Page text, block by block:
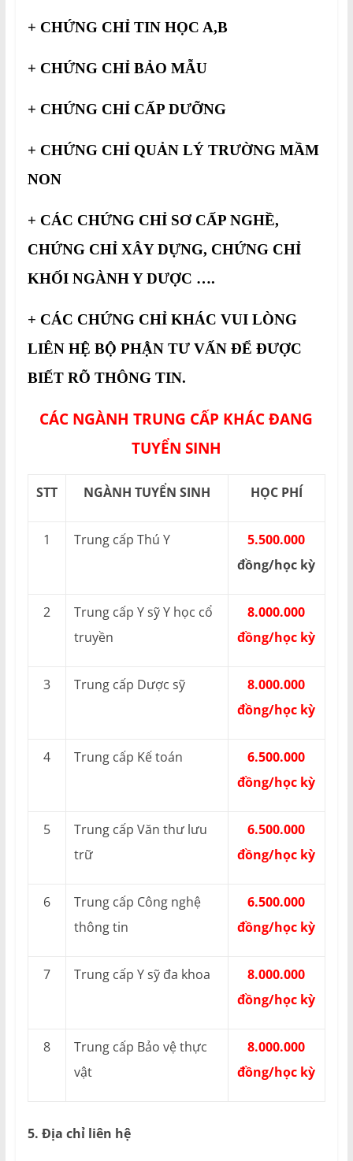
+ CHỨNG CHỈ TIN HỌC A,B
+ CHỨNG CHỈ BẢO MẪU
+ CHỨNG CHỈ CẤP DƯỠNG
+ CHỨNG CHỈ QUẢN LÝ TRƯỜNG MẦM
NON
+ CÁC CHỨNG CHỈ SƠ CẤP NGHỀ,
CHỨNG CHỈ XÂY DỰNG, CHỨNG CHỈ
KHỐI NGÀNH Y DƯỢC ….
+ CÁC CHỨNG CHỈ KHÁC VUI LÒNG
LIÊN HỆ BỘ PHẬN TƯ VẤN ĐỂ ĐƯỢC
BIẾT RÕ THÔNG TIN.
CÁC NGÀNH TRUNG CẤP KHÁC ĐANG
TUYỂN SINH
STT NGÀNH TUYỂN SINH HỌC PHÍ
1 Trung cấp Thú Y
5.500.000
đồng/học kỳ
2
Trung cấp Y sỹ Y học cổ
truyền
8.000.000
đồng/học kỳ
3 Trung cấp Dược sỹ
8.000.000
đồng/học kỳ
4 Trung cấp Kế toán
6.500.000
đồng/học kỳ
5
Trung cấp Văn thư lưu
trữ
6.500.000
đồng/học kỳ
6
Trung cấp Công nghệ
thông tin
6.500.000
đồng/học kỳ
7 Trung cấp Y sỹ đa khoa
8.000.000
đồng/học kỳ
8
Trung cấp Bảo vệ thực
vật
8.000.000
đồng/học kỳ
5. Địa chỉ liên hệ